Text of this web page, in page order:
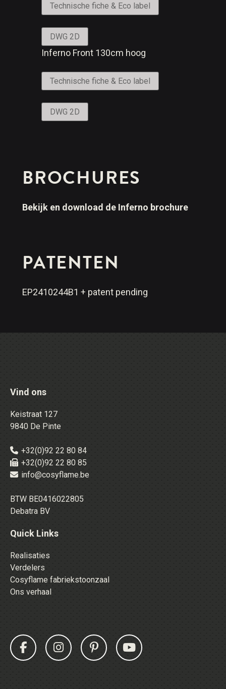
Technische fiche & Eco label
DWG 2D
Inferno Front 130cm hoog
Technische fiche & Eco label
DWG 2D
BROCHURES
Bekijk en download de Inferno brochure
PATENTEN
EP2410244B1 + patent pending
Vind ons
Keistraat 127
9840 De Pinte
+32(0)92 22 80 84
+32(0)92 22 80 85
info@cosyflame.be
BTW BE0416022805
Debatra BV
Quick Links
Realisaties
Verdelers
Cosyflame fabriekstoonzaal
Ons verhaal